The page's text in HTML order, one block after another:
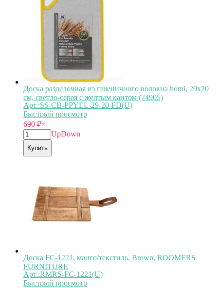
Доска разделочная из пшеничного волокна homi, 29х20
см, светло-серая с желтым кантом (74905)
Арт.:SS-CB-PPYEL-29-20-FD(U)
Быстрый просмотр
690 ₽×
UpDown
Купить
Доска FC-1221, манго/текстиль, Brown, ROOMERS
FURNITURE
Арт.:RMRS-FC-1221(U)
Быстрый просмотр